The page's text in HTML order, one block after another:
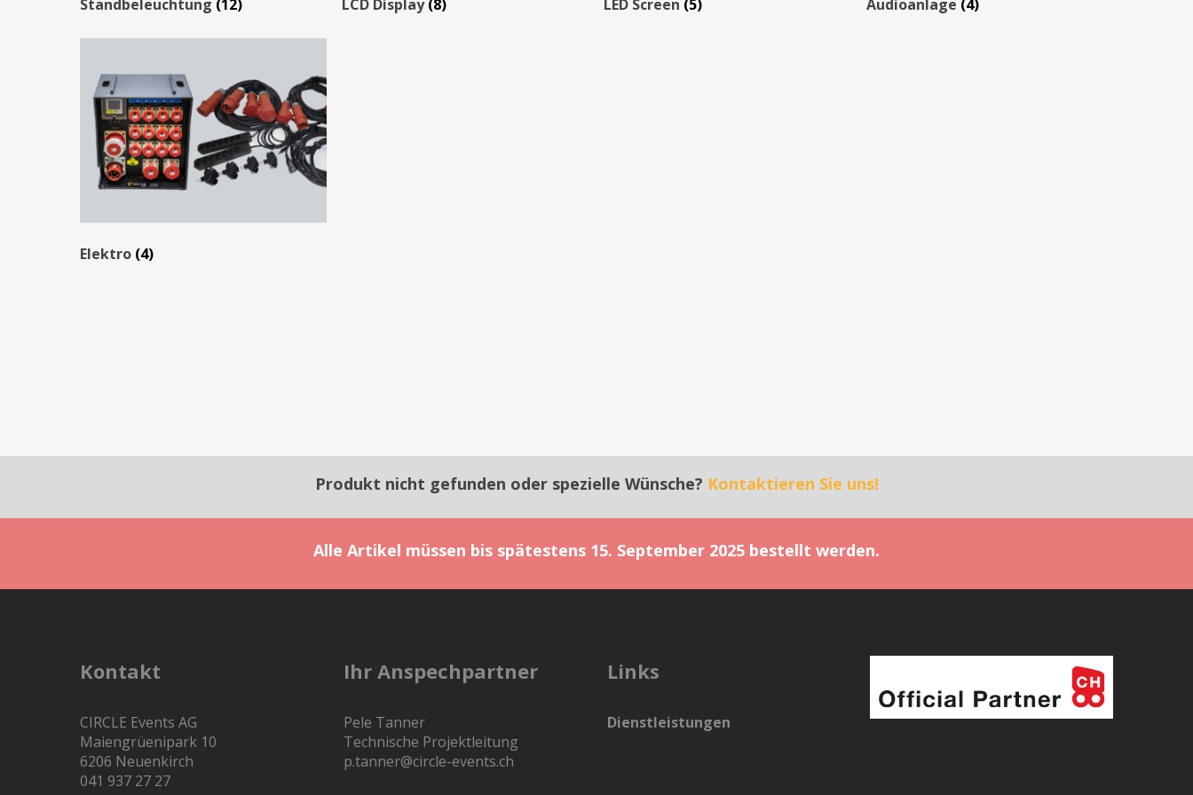
Standbeleuchtung (12) LCD Display(8) LED Screen (5) Audioanlage (4)
Elektro (4)
Produkt nicht gefunden oder spezielle Wünsche? Kontaktieren Sie uns!
Alle Artikel müssen bis spätestens 15. September 2025 bestellt werden.
Kontakt
CIRCLE Events AG
Maiengrüenipark 10
6206 Neuenkirch
041 937 27 27
Ihr Anspechpartner
Pele Tanner
Technische Projektleitung
p.tanner@circle-events.ch
Links
Dienstleistungen